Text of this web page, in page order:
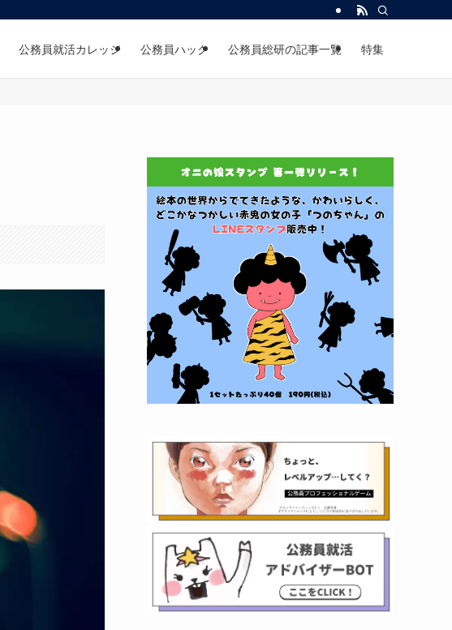
公務員就活カレッジ 公務員ハック 公務員総研の記事一覧 特集